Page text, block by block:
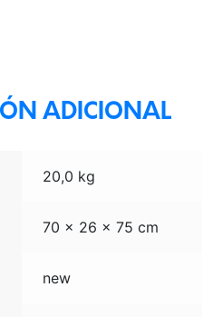
ADICIONAL
20,0 kg
70 × 26 × 75 cm
new